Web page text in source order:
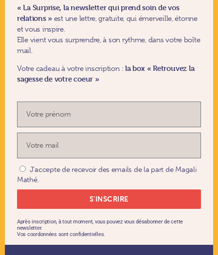
« La Surprise, la newsletter qui prend soin de vos
relations » est une lettre, gratuite, qui émerveille, étonne
et vous inspire.
Elle vient vous surprendre, à son rythme, dans votre boîte
mail.
Votre cadeau à votre inscription :la box «Retrouvez la
sagesse de votre coeur »
J'accepte de recevoir des emails de la part de Magali
Mathé.
S'INSCRIRE
Après inscription, à tout moment, vous pouvez vous désabonner de cette
newsletter.
Vos coordonnées sont confidentielles.